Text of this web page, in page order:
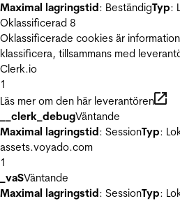
Maximal lagringstid: BeständigTyp:
Oklassificerad 8
Oklassificerade cookies är
klassificera, tillsammans med
Clerk.io
1
Läs mer om den här leverantören
__clerk_debugVäntande
Maximal lagringstid: SessionTyp:
assets.voyado.com
1
_vaSVäntande
Maximal lagringstid: SessionTyp: